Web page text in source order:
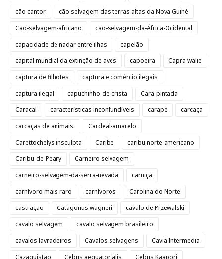
cão cantor
cão selvagem das terras altas da Nova Guiné
Cão-selvagem-africano
cão-selvagem-da-África-Ocidental
capacidade de nadar entre ilhas
capelão
capital mundial da extinção de aves
capoeira
Capra walie
captura de filhotes
captura e comércio ilegais
captura ilegal
capuchinho-de-crista
Cara-pintada
Caracal
características inconfundíveis carapé
carcaça
carcaças de animais.
Cardeal-amarelo
Carettochelys insculpta
Caribe
caribu norte-americano
Caribu-de-Peary
Carneiro selvagem
carneiro-selvagem-da-serra-nevada
carniça
carnívoro mais raro
carnívoros
Carolina do Norte
castração
Catagonus wagneri
cavalo de Przewalski
cavalo selvagem
cavalo selvagem brasileiro
cavalos lavradeiros
Cavalos selvagens
Cavia Intermedia
Cazaquistão
Cebus aequatorialis Cebus Kaapori